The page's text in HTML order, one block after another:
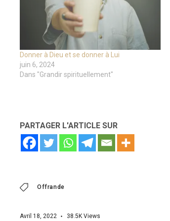
Donner à Dieu et se donner à Lui
juin 6, 2024
Dans "Grandir spirituellement"
PARTAGER L'ARTICLE SUR
Offrande
Avril 18, 2022 38.5K Views